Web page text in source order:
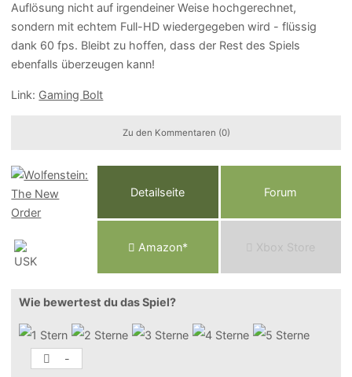
Auflösung nicht auf irgendeiner Weise hochgerechnet,
sondern mit echtem Full-HD wiedergegeben wird - flüssig
dank 60 fps. Bleibt zu hoffen, dass der Rest des Spiels
ebenfalls überzeugen kann!
Link: Gaming Bolt
Zu den Kommentaren (0)
Detailseite Forum
Amazon* Xbox Store
Wie bewertest du das Spiel?
-